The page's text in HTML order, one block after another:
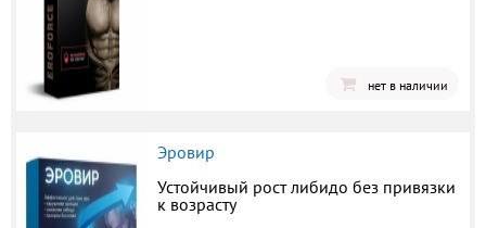
нет в наличии
Эровир
Устойчивый рост либидо без привязки
к возрасту